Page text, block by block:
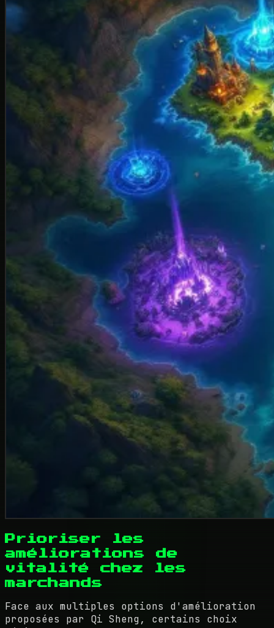
Prioriser les
améliorations de
vitalité chez les
marchands
Face aux multiples options d'amélioration
proposées par Qi Sheng, certains choix